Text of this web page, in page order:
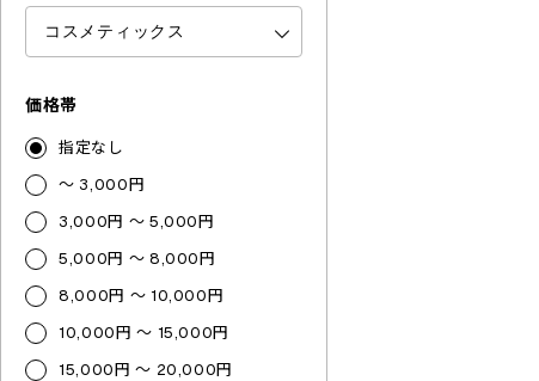
価格帯
指定なし
～ 3,000円
3,000円 ～ 5,000円
5,000円 ～ 8,000円
8,000円 ～ 10,000円
10,000円 ～ 15,000円
15,000円 ～ 20,000円